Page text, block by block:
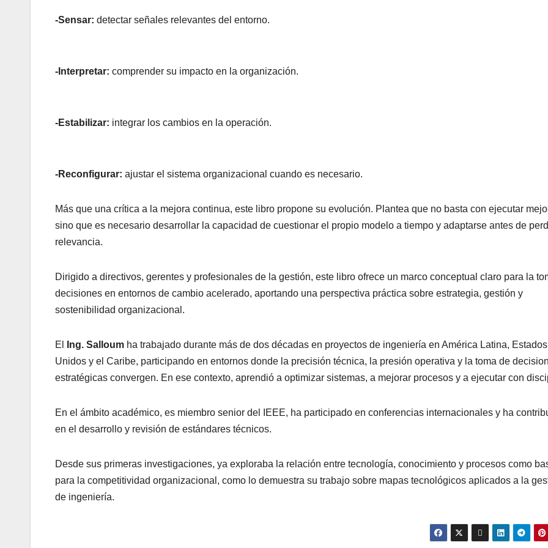
-Sensar: detectar señales relevantes del entorno.
-Interpretar: comprender su impacto en la organización.
-Estabilizar: integrar los cambios en la operación.
-Reconfigurar: ajustar el sistema organizacional cuando es necesario.
Más que una crítica a la mejora continua, este libro propone su evolución. Plantea que no basta con ejecutar
sino que es necesario desarrollar la capacidad de cuestionar el propio modelo a tiempo y adaptarse antes de
relevancia.
Dirigido a directivos, gerentes y profesionales de la gestión, este libro ofrece un marco conceptual claro para la
decisiones en entornos de cambio acelerado, aportando una perspectiva práctica sobre estrategia, gestión y
sostenibilidad organizacional.
El Ing. Salloum ha trabajado durante más de dos décadas en proyectos de ingeniería en América Latina, Estados
Unidos y el Caribe, participando en entornos donde la precisión técnica, la presión operativa y la toma de
estratégicas convergen. En ese contexto, aprendió a optimizar sistemas, a mejorar procesos y a ejecutar con
En el ámbito académico, es miembro senior del IEEE, ha participado en conferencias internacionales y ha
en el desarrollo y revisión de estándares técnicos.
Desde sus primeras investigaciones, ya exploraba la relación entre tecnología, conocimiento y procesos como
para la competitividad organizacional, como lo demuestra su trabajo sobre mapas tecnológicos aplicados a la
de ingeniería.